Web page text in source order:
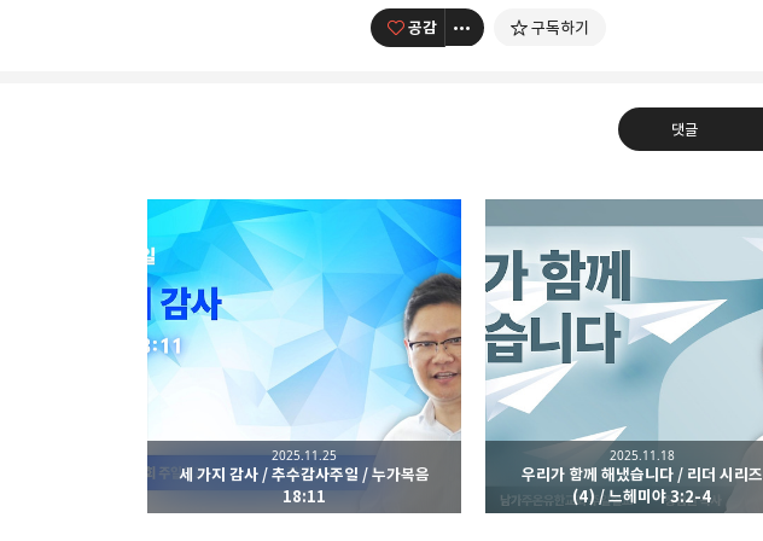
공감 구독하기
댓글
남가주온유한교회
세상을 향해 파송받은 선교적 공동체
구독하기
카카오톡 트위터
네이버 블로그 Pocket Evernote
세 가지 감사 / 추수감사주일 / 누가복음
18:11
2025.11.25
우리가 함께 해냈습니다 / 리더 시리즈
(4) / 느헤미야 3:2-4
2025.11.18